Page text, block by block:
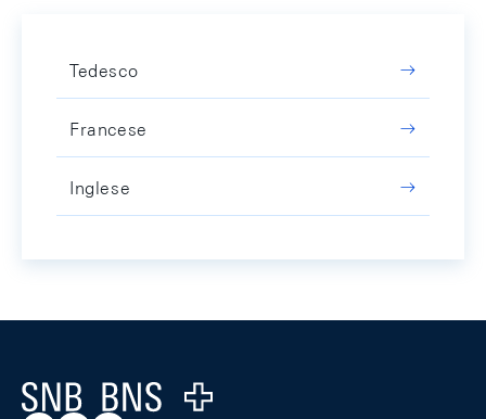
Tedesco
Francese
Inglese
Logo